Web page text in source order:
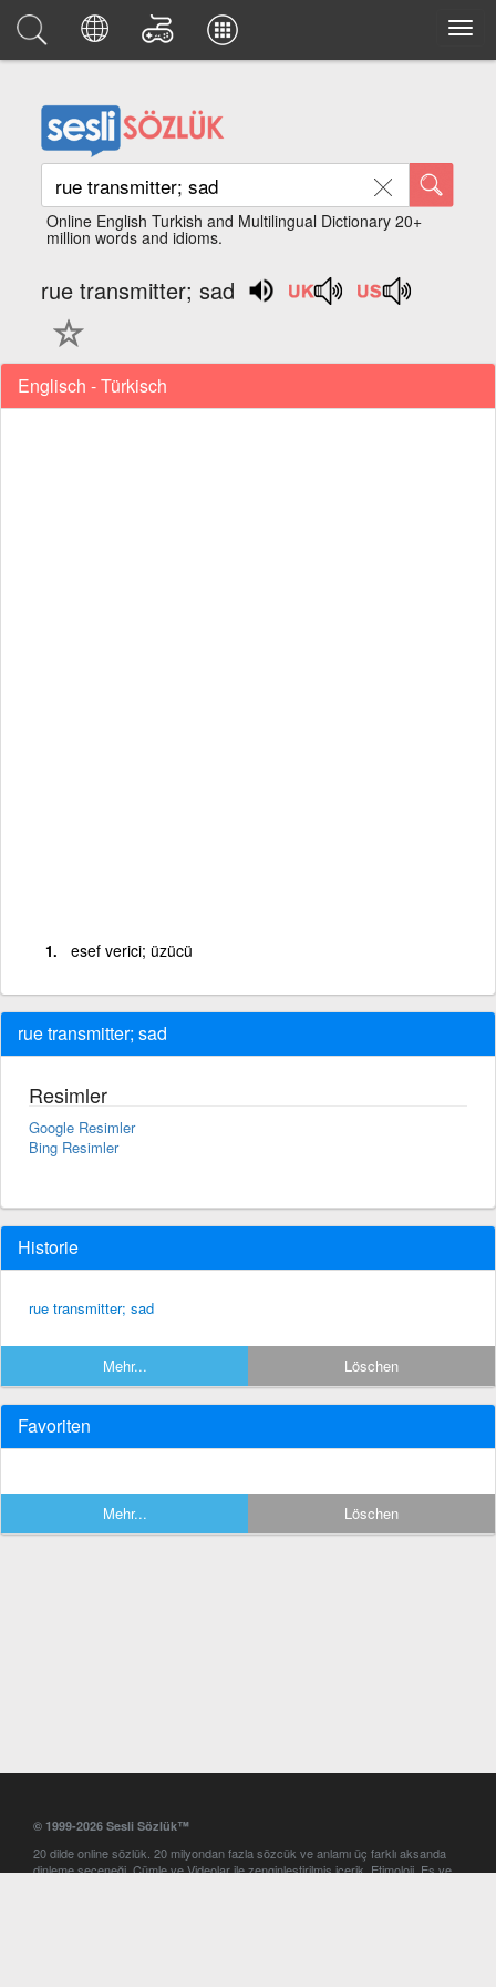
Online English Turkish and Multilingual Dictionary 20+
million words and idioms.
rue transmitter; sad
Englisch - Türkisch
esef verici; üzücü
rue transmitter; sad
Resimler
Google Resimler
Bing Resimler
Historie
rue transmitter; sad
Mehr... Löschen
Favoriten
Mehr... Löschen
© 1999-2026 Sesli Sözlük™
20 dilde online sözlük. 20 milyondan fazla sözcük ve anlamı üç farklı aksanda
dinleme seçeneği. Cümle ve Videolar ile zenginleştirilmiş içerik. Etimoloji, Eş ve